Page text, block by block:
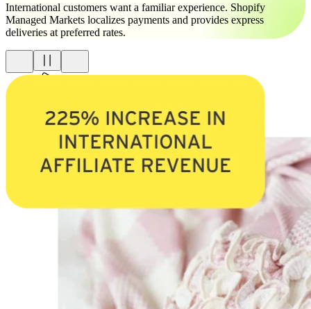
International customers want a familiar experience. Shopify
Managed Markets localizes payments and provides express
deliveries at preferred rates.